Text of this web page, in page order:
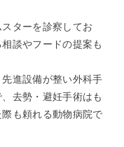
ターを診察してお
談やフードの提案も
進設備が整い外科手
去勢・避妊手術はも
も頼れる動物病院で